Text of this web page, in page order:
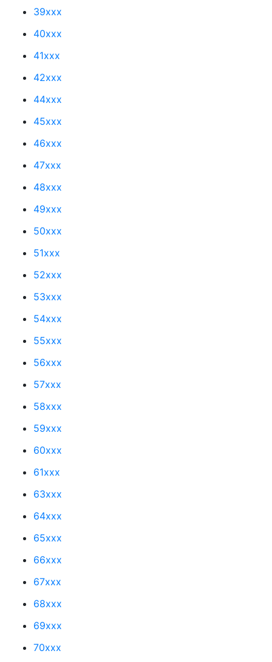
39xxx
40xxx
41xxx
42xxx
44xxx
45xxx
46xxx
47xxx
48xxx
49xxx
50xxx
51xxx
52xxx
53xxx
54xxx
55xxx
56xxx
57xxx
58xxx
59xxx
60xxx
61xxx
63xxx
64xxx
65xxx
66xxx
67xxx
68xxx
69xxx
70xxx